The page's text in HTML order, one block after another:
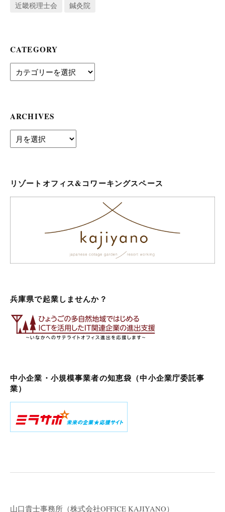
近畿税理士会
鍼灸院
CATEGORY
Category
ARCHIVES
archives
リゾートオフィス&コワーキングスペース
兵庫県で起業しませんか？
中小企業・小規模事業者の知恵袋（中小企業庁委託事
業）
山口貴士事務所（株式会社OFFICE KAJIYANO）